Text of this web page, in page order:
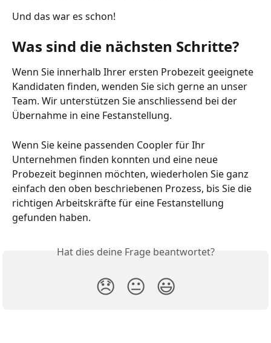
Und das war es schon!
Was sind die nächsten Schritte?
Wenn Sie innerhalb Ihrer ersten Probezeit geeignete
Kandidaten finden, wenden Sie sich gerne an unser
Team. Wir unterstützen Sie anschliessend bei der
Übernahme in eine Festanstellung.
Wenn Sie keine passenden Coopler für Ihr
Unternehmen finden konnten und eine neue
Probezeit beginnen möchten, wiederholen Sie ganz
einfach den oben beschriebenen Prozess, bis Sie die
richtigen Arbeitskräfte für eine Festanstellung
gefunden haben.
Hat dies deine Frage beantwortet?
😞 😐 😃